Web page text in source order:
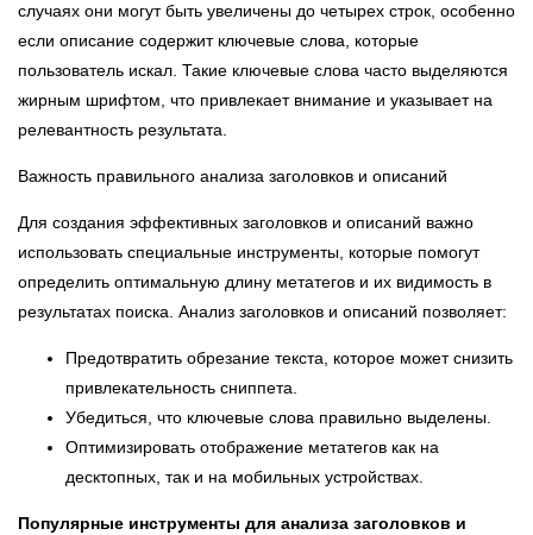
случаях они могут быть увеличены до четырех строк, особенно
если описание содержит ключевые слова, которые
пользователь искал. Такие ключевые слова часто выделяются
жирным шрифтом, что привлекает внимание и указывает на
релевантность результата.
Важность правильного анализа заголовков и описаний
Для создания эффективных заголовков и описаний важно
использовать специальные инструменты, которые помогут
определить оптимальную длину метатегов и их видимость в
результатах поиска. Анализ заголовков и описаний позволяет:
Предотвратить обрезание текста, которое может снизить
привлекательность сниппета.
Убедиться, что ключевые слова правильно выделены.
Оптимизировать отображение метатегов как на
десктопных, так и на мобильных устройствах.
Популярные инструменты для анализа заголовков и